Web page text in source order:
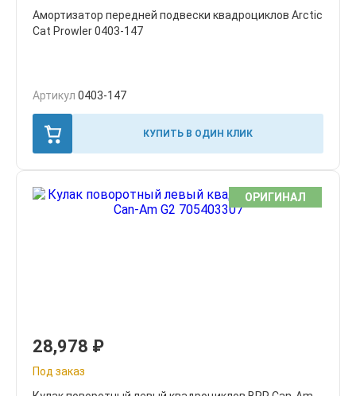
Амортизатор передней подвески квадроциклов Arctic
Cat Prowler 0403-147
Артикул 0403-147
КУПИТЬ В ОДИН КЛИК
ОРИГИНАЛ
28,978 ₽
Под заказ